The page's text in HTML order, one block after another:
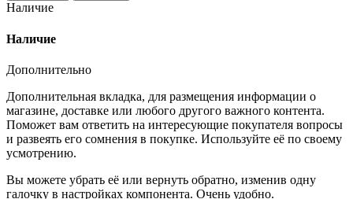
Наличие
Наличие
Дополнительно
Дополнительная вкладка, для размещения информации о
магазине, доставке или любого другого важного контента.
Поможет вам ответить на интересующие покупателя вопросы
и развеять его сомнения в покупке. Используйте её по своему
усмотрению.
Вы можете убрать её или вернуть обратно, изменив одну
галочку в настройках компонента. Очень удобно.